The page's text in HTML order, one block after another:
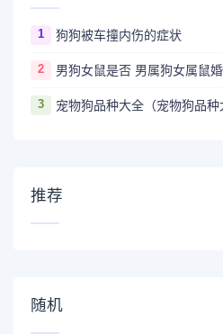
1 狗狗被车撞内伤的症状
2 男狗女鼠是否 男属狗女属鼠
3 宠物狗品种大全（宠物狗品种
推荐
随机